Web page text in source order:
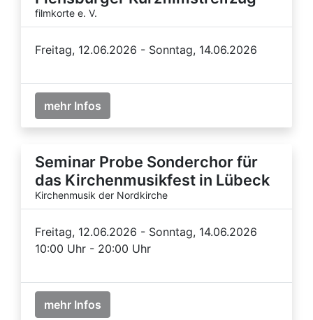
filmkorte e. V.
Freitag, 12.06.2026 - Sonntag, 14.06.2026
mehr Infos
Seminar Probe Sonderchor für
das Kirchenmusikfest in Lübeck
Kirchenmusik der Nordkirche
Freitag, 12.06.2026 - Sonntag, 14.06.2026
10:00 Uhr - 20:00 Uhr
mehr Infos